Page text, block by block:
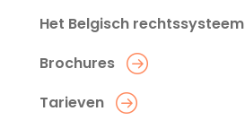
Het Belgisch rechtssysteem
Brochures
Tarieven